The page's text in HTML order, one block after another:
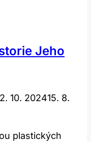
Jeho
10. 202415. 8.
plastických